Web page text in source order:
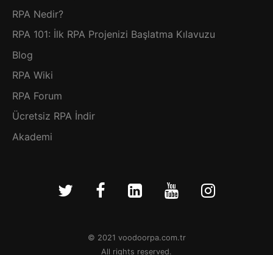
RPA Nedir?
RPA 101: İlk RPA Projenizi Başlatma Kılavuzu
Blog
RPA Wiki
RPA Forum
Ücretsiz RPA İndir
Akademi
© 2021 voodoorpa.com.tr
All rights reserved.